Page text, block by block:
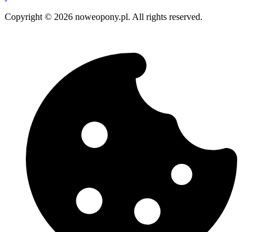
Copyright © 2026 noweopony.pl. All rights reserved.